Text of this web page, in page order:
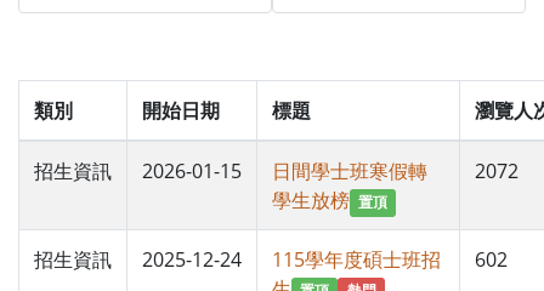
類別 開始日期 標題 瀏覽人
招生資訊 2026-01-15
日間學士班寒假轉
學生放榜 置頂
2072
招生資訊 2025-12-24
115學年度碩士班招
602